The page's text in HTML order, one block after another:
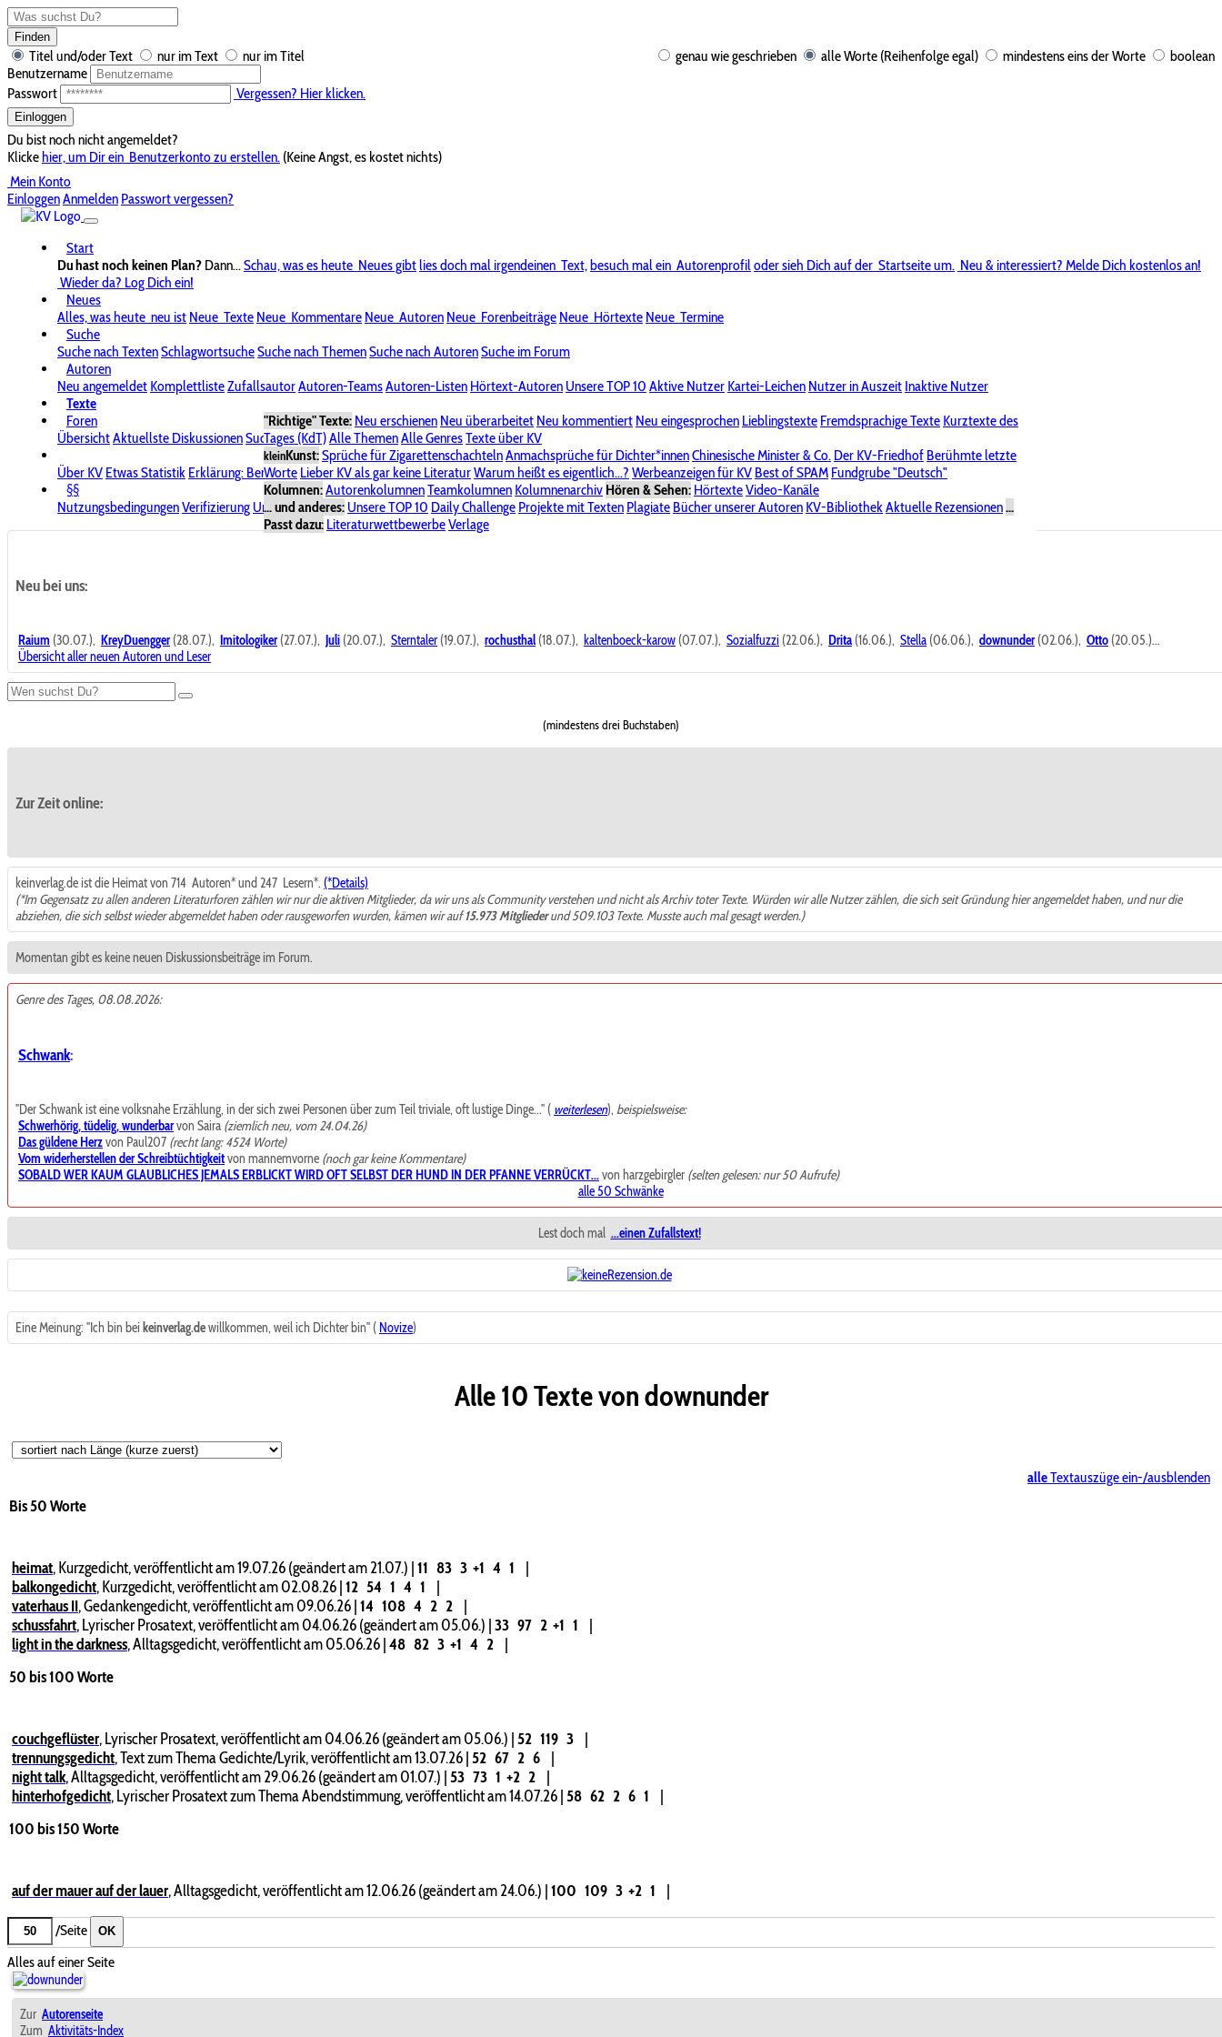
Finden
genau wie geschrieben alle Worte (Reihenfolge egal) mindestens eins der Worte boolean
Titel und/oder Text nur im Text
nur im Titel
Benutzername
Passwort
Vergessen? Hier klicken.
Einloggen
Du bist noch nicht angemeldet?
Klickehier, um Dir ein Benutzerkonto zu erstellen. (Keine Angst, es kostet nichts)
Mein Konto
EinloggenAnmelden Passwort vergessen?
Start
Du hast noch keinen Plan? Dann...Schau, was es heute Neues gibtlies doch mal irgendeinen Text,besuch mal ein Autorenprofiloder sieh Dich auf der Startseite um. Neu & interessiert? Melde Dich kostenlos an!
Wieder da? Log Dich ein!
Neues
Alles, was heute neu ist Neue Texte Neue Kommentare Neue Autoren Neue Forenbeiträge Neue Hörtexte Neue Termine
Suche
Suche nach TextenSchlagwortsucheSuche nach ThemenSuche nach AutorenSuche im Forum
Autoren
Neu angemeldet KomplettlisteZufallsautorAutoren-TeamsAutoren-Listen Hörtext-Autoren Unsere TOP 10 Aktive Nutzer Kartei-Leichen Nutzer in Auszeit Inaktive Nutzer
Texte
"Richtige" Texte: Neu erschienen Neu überarbeitet Neu kommentiert Neu eingesprochen Lieblingstexte Fremdsprachige Texte Kurztexte des
Tages (KdT)Alle ThemenAlle GenresTexte über KV
kleinKunst:Sprüche für ZigarettenschachtelnAnmachsprüche für Dichter*innenChinesische Minister & Co. Der KV-Friedhof Berühmte letzte
Worte Lieber KV als gar keine LiteraturWarum heißt es eigentlich...? Werbeanzeigen für KV Best of SPAM Fundgrube "Deutsch"
Kolumnen:AutorenkolumnenTeamkolumnen Kolumnenarchiv Hören & Sehen: HörtexteVideo-Kanäle
... und anderes: Unsere TOP 10 Daily Challenge Projekte mit Texten Plagiate Bücher unserer Autoren KV-BibliothekAktuelle Rezensionen...
Passt dazu: LiteraturwettbewerbeVerlage
Foren
ÜbersichtAktuellste DiskussionenSuche im ForumBereich "KV-Board"Bereich "Literatur & Schreiberei"
Über KV Etwas Statistik Erklärung: BenutzersymboleSpende für KV Unsere SpenderlisteAlle Wege führen zu KVPasswort vergessen?
§§
NutzungsbedingungenVerifizierung UrheberrechtAvatare & BilderStalkingDatenschutzerklärungImpressum
Neu bei uns:
Raium (30.07.), KreyDuengger(28.07.), Imitologiker(27.07.), Juli (20.07.), Sterntaler (19.07.), rochusthal (18.07.), kaltenboeck-karow (07.07.), Sozialfuzzi (22.06.), Drita (16.06.), Stella (06.06.), downunder(02.06.), Otto (20.05.)...
Übersicht aller neuen Autoren und Leser
(mindestens drei Buchstaben)
Zur Zeit online:
keinverlag.de ist die Heimat von 714 Autoren* und 247 Lesern*. (*Details)
(*Im Gegensatz zu allen anderen Literaturforen zählen wir nur die aktiven Mitglieder, da wir uns als Community verstehen und nicht als Archiv toter Texte. Würden wir alle Nutzer zählen, die sich seit Gründung hier angemeldet haben, und nur die
abziehen, die sich selbst wieder abgemeldet haben oder rausgeworfen wurden, kämen wir auf15.973 Mitgliederund 509.103 Texte. Musste auch mal gesagt werden.)
Momentan gibt es keine neuen Diskussionsbeiträge im Forum.
Genre des Tages, 08.08.2026:
Schwank:
"Der Schwank ist eine volksnahe Erzählung, in der sich zwei Personen über zum Teil triviale, oft lustige Dinge..." ( weiterlesen),beispielsweise:
Schwerhörig, tüdelig, wunderbarvon Saira (ziemlich neu, vom 24.04.26)
Das güldene Herzvon Paul207 (recht lang: 4524 Worte)
Vom widerherstellen der Schreibtüchtigkeitvon mannemvorne (noch gar keine Kommentare)
SOBALD WER KAUM GLAUBLICHES JEMALS ERBLICKT WIRD OFT SELBST DER HUND IN DER PFANNE VERRÜCKT...von harzgebirgler (selten gelesen: nur 50 Aufrufe)
alle 50 Schwänke
Lest doch mal ...einen Zufallstext!
Eine Meinung: "Ich bin bei keinverlag.dewillkommen, weil ich Dichter bin" ( Novize)
Alle 10 Texte von downunder
alleTextauszüge ein-/ausblenden
Bis 50 Worte
heimat,Kurzgedicht, veröffentlicht am 19.07.26 (geändert am 21.07.) |11 83 3 +1 4 1
|
balkongedicht,Kurzgedicht, veröffentlicht am 02.08.26|12 54 1 4 1
|
vaterhaus II,Gedankengedicht, veröffentlicht am 09.06.26|14 108 4 2 2
|
schussfahrt,Lyrischer Prosatext, veröffentlicht am 04.06.26 (geändert am 05.06.) |33 97 2 +1 1
|
light in the darkness,Alltagsgedicht, veröffentlicht am 05.06.26|48 82 3 +1 4 2
|
50 bis 100 Worte
couchgeflüster,Lyrischer Prosatext, veröffentlicht am 04.06.26 (geändert am 05.06.) | 52 119 3
|
trennungsgedicht,Text zum Thema Gedichte/Lyrik, veröffentlicht am 13.07.26| 52 67 2 6
|
night talk,Alltagsgedicht, veröffentlicht am 29.06.26 (geändert am 01.07.) | 53 73 1 +2 2
|
hinterhofgedicht,Lyrischer Prosatext zum Thema Abendstimmung, veröffentlicht am 14.07.26| 58 62 2 6 1
|
100 bis 150 Worte
auf der mauer auf der lauer,Alltagsgedicht, veröffentlicht am 12.06.26 (geändert am 24.06.) |100 109 3 +2 1 |
/Seite OK
Alles auf einer Seite
Zur Autorenseite
Zum Aktivitäts-Index